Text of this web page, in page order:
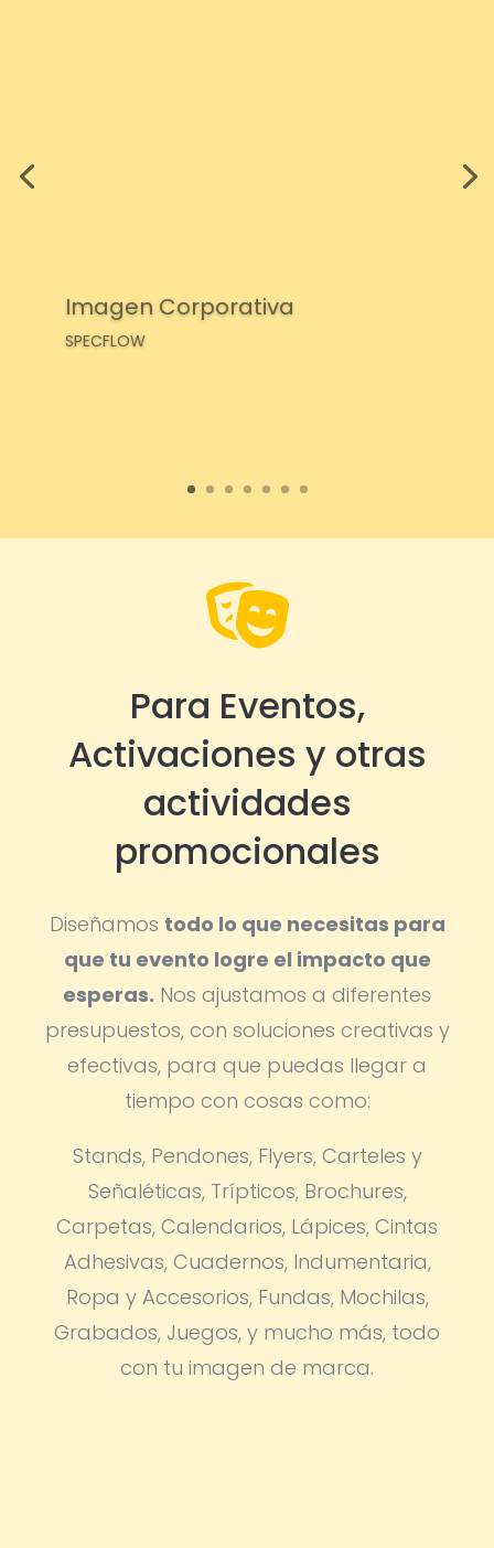
Imagen Corporativa
SPECFLOW

Para Eventos,
Activaciones y otras
actividades
promocionales
Diseñamos todo lo que necesitas para
que tu evento logre el impacto que
esperas. Nos ajustamos a diferentes
presupuestos, con soluciones creativas y
efectivas, para que puedas llegar a
tiempo con cosas como:
Stands, Pendones, Flyers, Carteles y
Señaléticas, Trípticos, Brochures,
Carpetas, Calendarios, Lápices, Cintas
Adhesivas, Cuadernos, Indumentaria,
Ropa y Accesorios, Fundas, Mochilas,
Grabados, Juegos, y mucho más, todo
con tu imagen de marca.